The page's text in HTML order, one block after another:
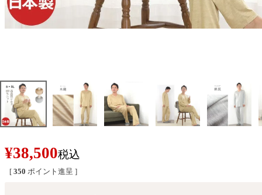
¥38,500税込
[ 350 ポイント進呈 ]